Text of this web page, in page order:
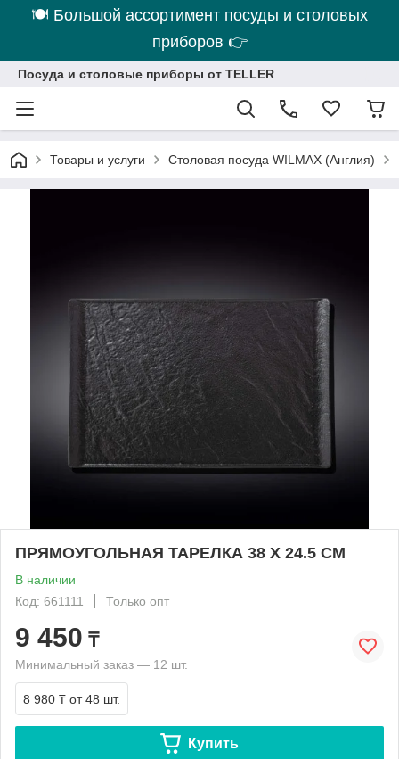
🍽 Большой ассортимент посуды и столовых
приборов 👉
Посуда и столовые приборы от TELLER
Товары и услуги Столовая посуда WILMAX (Англия)
ПРЯМОУГОЛЬНАЯ ТАРЕЛКА 38 X 24.5 CM
В наличии
Код: 661111
Только опт
9 450 ₸
Минимальный заказ — 12 шт.
8 980 ₸ от 48 шт.
Купить